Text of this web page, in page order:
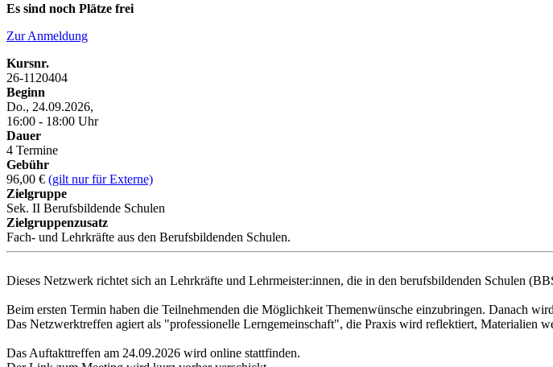
Es sind noch Plätze frei
Zur Anmeldung
Kursnr.
26-1120404
Beginn
Do., 24.09.2026,
16:00 - 18:00 Uhr
Dauer
4 Termine
Gebühr
96,00 € (gilt nur für Externe)
Zielgruppe
Sek. II Berufsbildende Schulen
Zielgruppenzusatz
Fach- und Lehrkräfte aus den Berufsbildenden Schulen.
Dieses Netzwerk richtet sich an Lehrkräfte und Lehrmeister:innen, die in den berufsbildenden Schulen
Beim ersten Termin haben die Teilnehmenden die Möglichkeit Themenwünsche einzubringen. Danach
Das Netzwerktreffen agiert als "professionelle Lerngemeinschaft", die Praxis wird reflektiert, Materialien
Das Auftakttreffen am 24.09.2026 wird online stattfinden.